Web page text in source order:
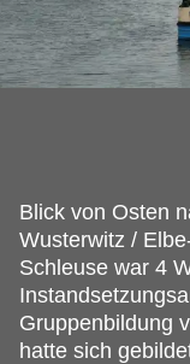
Blick von Osten
Wusterwitz /
Schleuse war 4
Gruppenbildung
hatte sich